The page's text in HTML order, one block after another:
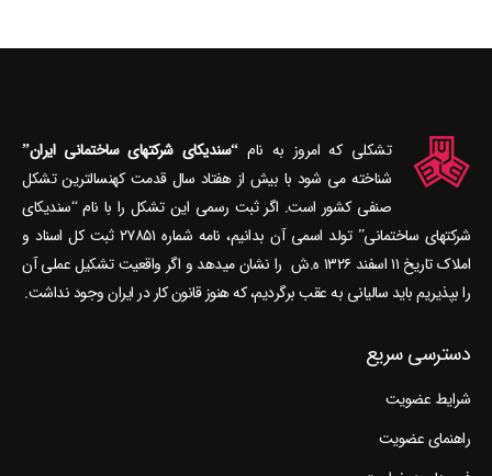
تشکلی که امروز به نام“سندیکای شرکتهای ساختمانی ایران”
شناخته می‎ شود با بیش از هفتاد سال قدمت کهنسال‎ترین تشکل
صنفی کشور است. اگر ثبت رسمی این تشکل را با نام “سندیکای
شرکتهای ساختمانی” تولد اسمی آن بدانیم، نامه شماره ۲۷۸۵۱ ثبت کل اسناد و
املاک تاریخ ۱۱ اسفند ۱۳۲۶ ه.ش را نشان می‎دهد و اگر واقعیت تشکیل عملی آن
را بپذیریم باید سالیانی به عقب برگردیم، که هنوز قانون کار در ایران وجود نداشت.
دسترسی سریع
شرایط عضویت
راهنمای عضویت